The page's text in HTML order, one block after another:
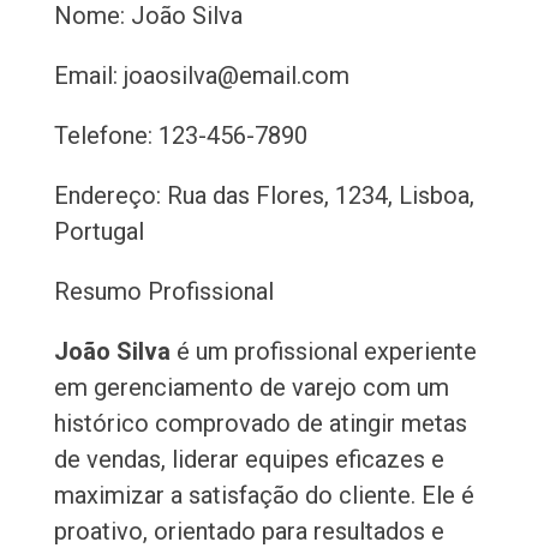
Nome: João Silva
Email: joaosilva@email.com
Telefone: 123-456-7890
Endereço: Rua das Flores, 1234, Lisboa,
Portugal
Resumo Profissional
João Silva é um profissional experiente
em gerenciamento de varejo com um
histórico comprovado de atingir metas
de vendas, liderar equipes eficazes e
maximizar a satisfação do cliente. Ele é
proativo, orientado para resultados e